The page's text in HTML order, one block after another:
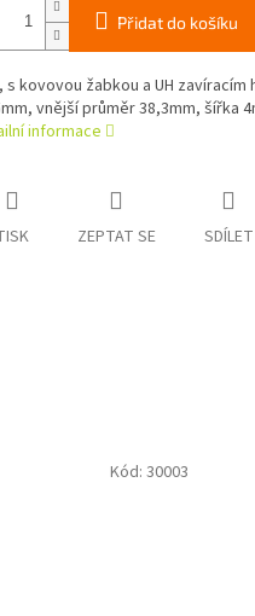
Přidat do košíku
s kovovou žabkou a UH
vnější průměr 38,3mm, šířka
informace
ZEPTAT SE SDÍLET
Kód:30003